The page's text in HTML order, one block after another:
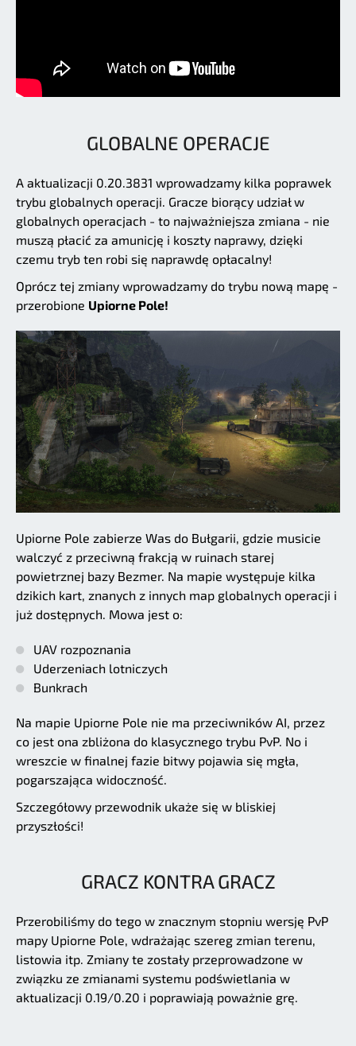
GLOBALNE OPERACJE
A aktualizacji 0.20.3831 wprowadzamy kilka poprawek
trybu globalnych operacji. Gracze biorący udział w
globalnych operacjach - to najważniejsza zmiana - nie
muszą płacić za amunicję i koszty naprawy, dzięki
czemu tryb ten robi się naprawdę opłacalny!
Oprócz tej zmiany wprowadzamy do trybu nową mapę -
przerobione Upiorne Pole!
Upiorne Pole zabierze Was do Bułgarii, gdzie musicie
walczyć z przeciwną frakcją w ruinach starej
powietrznej bazy Bezmer. Na mapie występuje kilka
dzikich kart, znanych z innych map globalnych operacji i
już dostępnych. Mowa jest o:
UAV rozpoznania
Uderzeniach lotniczych
Bunkrach
Na mapie Upiorne Pole nie ma przeciwników AI, przez
co jest ona zbliżona do klasycznego trybu PvP. No i
wreszcie w finalnej fazie bitwy pojawia się mgła,
pogarszająca widoczność.
Szczegółowy przewodnik ukaże się w bliskiej
przyszłości!
GRACZ KONTRA GRACZ
Przerobiliśmy do tego w znacznym stopniu wersję PvP
mapy Upiorne Pole, wdrażając szereg zmian terenu,
listowia itp. Zmiany te zostały przeprowadzone w
związku ze zmianami systemu podświetlania w
aktualizacji 0.19/0.20 i poprawiają poważnie grę.